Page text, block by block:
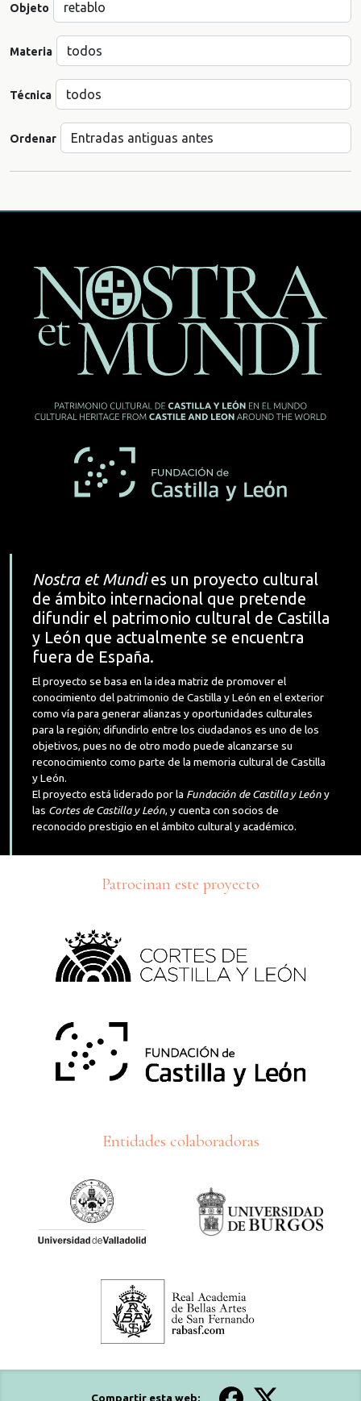
Objeto
Materia
Técnica
Ordenar
Nostra et Mundies un proyecto cultural
de ámbito internacional que pretende
difundir el patrimonio cultural de Castilla
y León que actualmente se encuentra
fuera de España.
El proyecto se basa en la idea matriz de promover el
conocimiento del patrimonio de Castilla y León en el exterior
como vía para generar alianzas y oportunidades culturales
para la región; difundirlo entre los ciudadanos es uno de los
objetivos, pues no de otro modo puede alcanzarse su
reconocimiento como parte de la memoria cultural de Castilla
y León.
El proyecto está liderado por la Fundación de Castilla y Leóny
las Cortes de Castilla y León, y cuenta con socios de
reconocido prestigio en el ámbito cultural y académico.
Patrocinan este proyecto
Entidades colaboradoras
Compartir esta web: